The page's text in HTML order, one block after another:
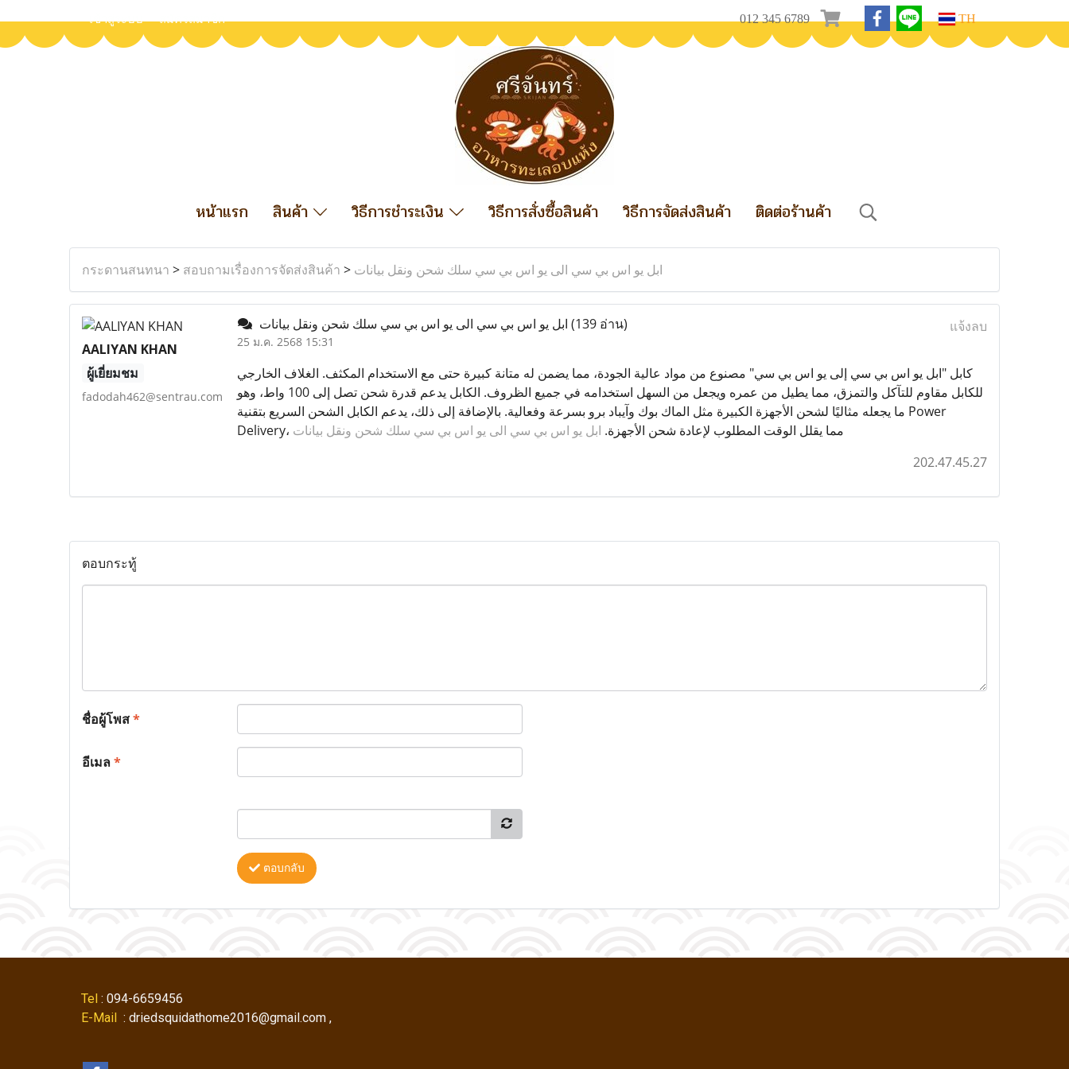
เข้าสู่ระบบ สมัครสมาชิก 012 345 6789 TH
หน้าแรก สินค้า วิธีการชำระเงิน วิธีการสั่งซื้อสินค้า วิธีการจัดส่งสินค้า ติดต่อร้านค้า
กระดานสนทนา > สอบถามเรื่องการจัดส่งสินค้า > ابل يو اس بي سي الى يو اس بي سي سلك شحن ونقل بيانات
AALIYAN KHAN
ผู้เยี่ยมชม
fadodah462@sentrau.com
(139 อ่าน)
25 ม.ค. 2568 15:31
แจ้งลบ
كابل "ابل يو اس بي سي إلى يو اس بي سي" مصنوع من مواد عالية الجودة، مما يضمن له متانة كبيرة حتى مع الاستخدام المكثف. الغلاف الخارجي
للكابل مقاوم للتآكل والتمزق، مما يطيل من عمره ويجعل من السهل استخدامه في جميع الظروف. الكابل يدعم قدرة شحن تصل إلى 100 واط، وهو
ما يجعله مثاليًا لشحن الأجهزة الكبيرة مثل الماك بوك وآيباد برو بسرعة وفعالية. بالإضافة إلى ذلك، يدعم الكابل الشحن السريع بتقنية Power
Delivery، مما يقلل الوقت المطلوب لإعادة شحن الأجهزة. ابل يو اس بي سي الى يو اس بي سي سلك شحن ونقل بيانات
202.47.45.27
ตอบกระทู้
ชื่อผู้โพส*
อีเมล*
ตอบกลับ
Tel : 094-6659456
E-Mail : driedsquidathome2016@gmail.com ,